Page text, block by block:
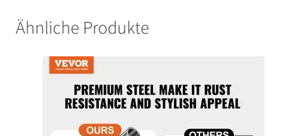
Ähnliche Produkte